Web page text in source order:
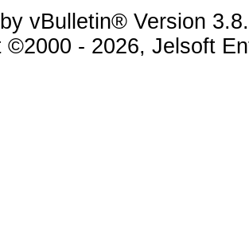
vBulletin® Version
©2000 - 2026, Jelsoft